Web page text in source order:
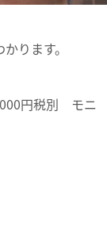
ります。
円税別 モニ